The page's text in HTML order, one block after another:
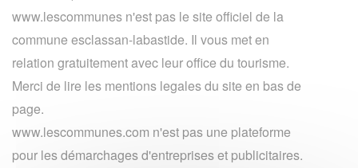
www.lescommunes n'est pas le site officiel de la
commune esclassan-labastide. Il vous met en
relation gratuitement avec leur office du tourisme.
Merci de lire les mentions legales du site en bas de
page.
www.lescommunes.com n'est pas une plateforme
pour les démarchages d'entreprises et publicitaires.